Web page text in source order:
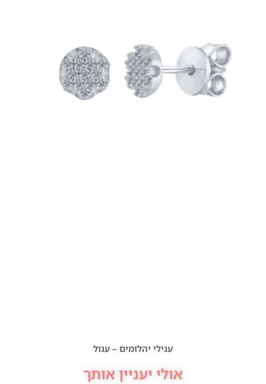
עגילי יהלומים – עגול
אולי יעניין אותך